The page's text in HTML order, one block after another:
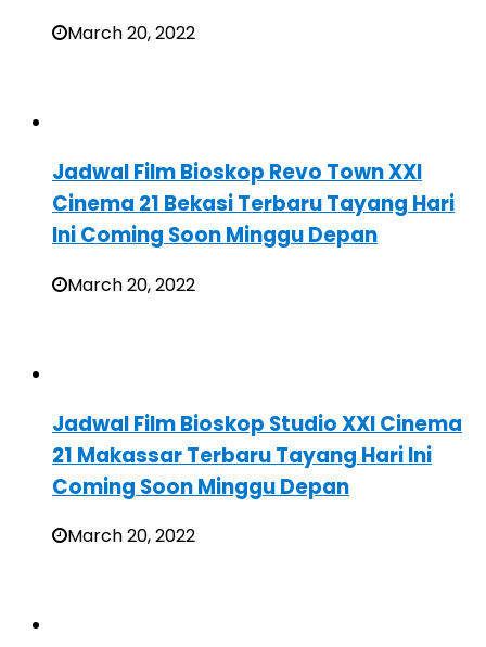
March 20, 2022
Jadwal Film Bioskop Revo Town XXI
Cinema 21 Bekasi Terbaru Tayang Hari
Ini Coming Soon Minggu Depan
March 20, 2022
Jadwal Film Bioskop Studio XXI Cinema
21 Makassar Terbaru Tayang Hari Ini
Coming Soon Minggu Depan
March 20, 2022